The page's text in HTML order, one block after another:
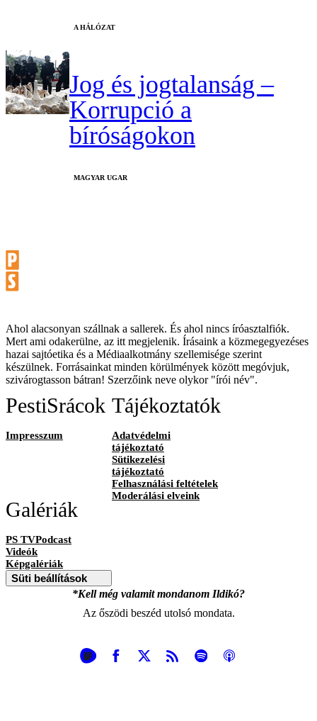
A HÁLÓZAT
Jog és jogtalanság –
Korrupció a
bíróságokon
MAGYAR UGAR
Ahol alacsonyan szállnak a sallerek. És ahol nincs íróasztalfiók.
Mert ami odakerülne, az itt megjelenik. Írásaink a közmegegyezéses
hazai sajtóetika és a Médiaalkotmány szellemisége szerint
készülnek. Forrásainkat minden körülmények között megóvjuk,
szivárogtasson bátran! Szerzőink neve olykor "írói név".
PestiSrácok
Impresszum
Tájékoztatók
Adatvédelmi
tájékoztató
Sütikezelési
tájékoztató
Felhasználási feltételek
Moderálási elveink
Galériák
PS TVPodcast
Videók
Képgalériák
Süti beállítások
*Kell még valamit mondanom Ildikó?
Az őszödi beszéd utolsó mondata.